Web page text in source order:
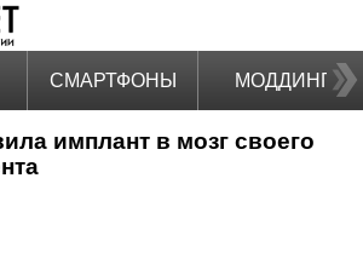
СМАРТФОНЫ МОДДИНГ
имплант в мозг своего